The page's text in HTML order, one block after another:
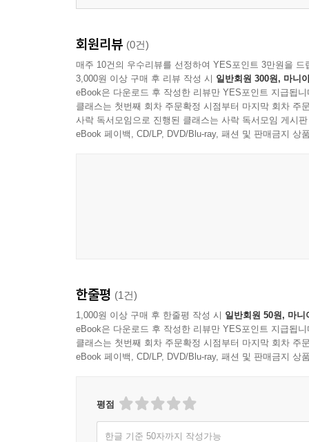
회원리뷰 (0건)
매주 10건의 우수리뷰를 선정하여 YES포인트 3만원을 드
3,000원 이상 구매 후 리뷰 작성 시 일반회원 300원, 마니
eBook은 다운로드 후 작성한 리뷰만 YES포인트 지급됩니
클래스는 첫번째 회차 주문확정 시점부터 마지막 회차 주
사락 독서모임으로 진행된 클래스는 사락 독서모임 게시
eBook 페이백, CD/LP, DVD/Blu-ray, 패션 및 판매금지 상
한줄평 (1건)
1,000원 이상 구매 후 한줄평 작성 시 일반회원 50원, 마니
eBook은 다운로드 후 작성한 리뷰만 YES포인트 지급됩니
클래스는 첫번째 회차 주문확정 시점부터 마지막 회차 주
eBook 페이백, CD/LP, DVD/Blu-ray, 패션 및 판매금지 상
평점
한글 기준 50자까지 작성가능